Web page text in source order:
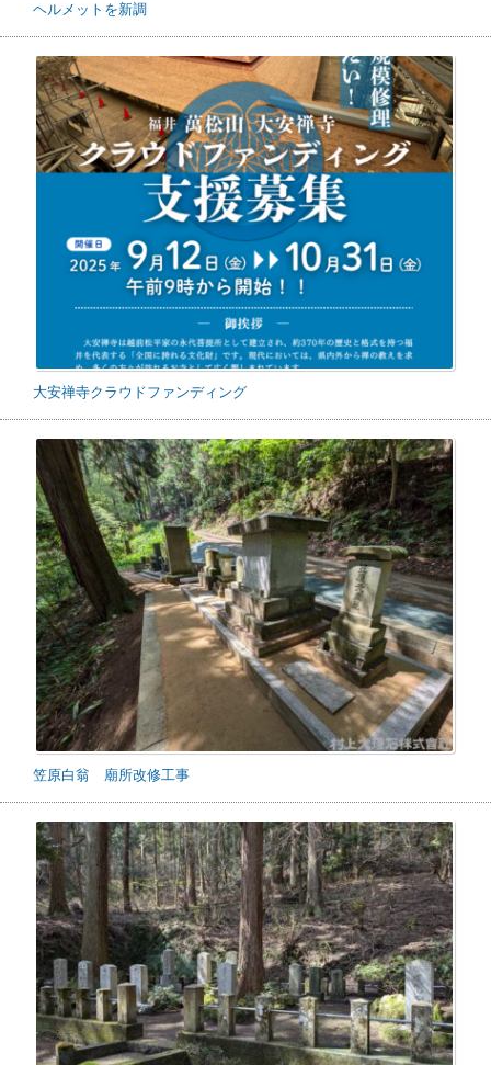
ヘルメットを新調
大安禅寺クラウドファンディング
笠原白翁 廟所改修工事